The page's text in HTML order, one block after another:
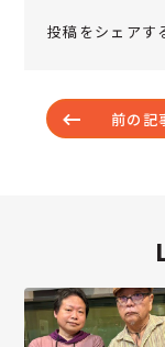
投稿をシェアす
前の記